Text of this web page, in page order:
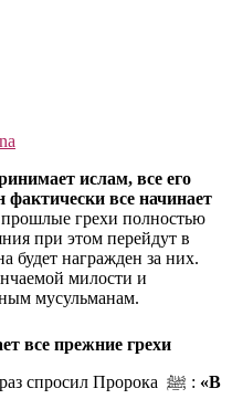
ислам, все его
все начинает
грехи полностью
при этом перейдут в
будет награжден за них.
милости и
мусульманам.
все прежние грехи
. Один человек как-то раз спросил Пророка ﷺ : «В